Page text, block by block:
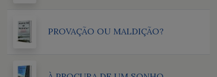
PROVAÇÃO OU MALDIÇÃO?